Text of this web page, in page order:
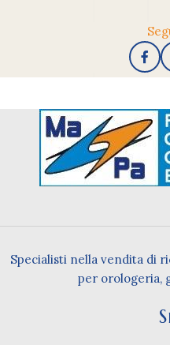
Specialisti nella vendita di
per orologeria,